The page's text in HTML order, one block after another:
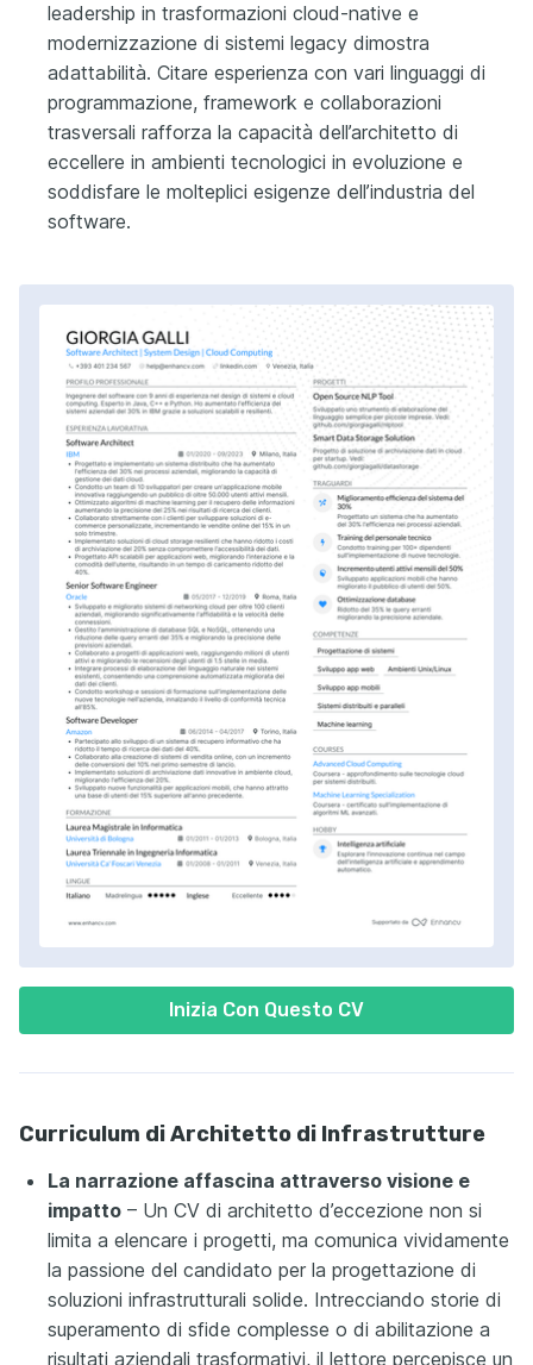
Inizia Con Questo CV
leadership in trasformazioni cloud-native e
modernizzazione di sistemi legacy dimostra
adattabilità. Citare esperienza con vari linguaggi di
programmazione, framework e collaborazioni
trasversali rafforza la capacità dell’architetto di
eccellere in ambienti tecnologici in evoluzione e
soddisfare le molteplici esigenze dell’industria del
software.
Curriculum di Architetto di Infrastrutture
La narrazione affascina attraverso visione e
impatto – Un CV di architetto d’eccezione non si
limita a elencare i progetti, ma comunica vividamente
la passione del candidato per la progettazione di
soluzioni infrastrutturali solide. Intrecciando storie di
superamento di sfide complesse o di abilitazione a
risultati aziendali trasformativi, il lettore percepisce un